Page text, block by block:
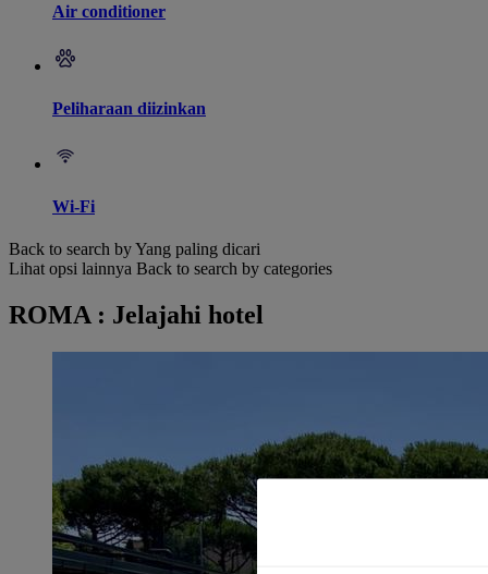
Air conditioner
Peliharaan diizinkan
Wi-Fi
Back to search by Yang paling dicari
Lihat opsi lainnya Back to search by categories
ROMA : Jelajahi hotel